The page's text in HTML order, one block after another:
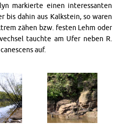
markierte einen interessanten
bis dahin aus Kalkstein, so waren
zähen bzw. festen Lehm oder
tauchte am Ufer neben R.
auf.